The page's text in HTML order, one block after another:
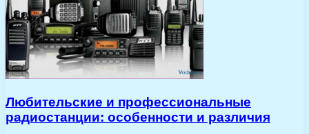
Любительские и профессиональные
радиостанции: особенности и различия